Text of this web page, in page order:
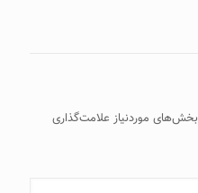
بخش‌های موردنیاز علامت‌گذاری